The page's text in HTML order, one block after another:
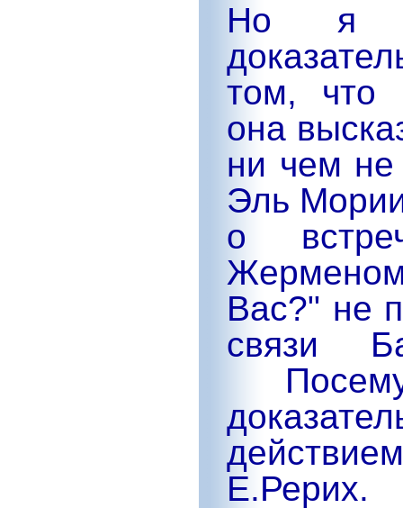
Но я
том, что
она
ни чем не
Эль
о
Вас?" не
связи